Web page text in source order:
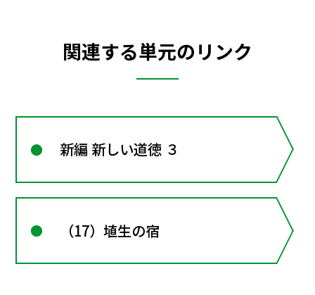
関連する単元のリンク
新編 新しい道徳 ３
（17）埴生の宿